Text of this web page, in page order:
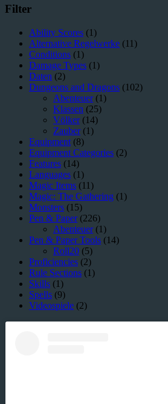
Filter
Ability Scores (1)
Alternative Regelwerke (11)
Conditions (1)
Damage Types (1)
Daten (2)
Dungeons and Dragons (102)
Abenteuer(1)
Klassen (25)
Völker(14)
Zauber(1)
Equipment (8)
Equipment Categories (2)
Features (14)
Languages (1)
Magic Items (11)
Magic: The Gathering (1)
Monsters (15)
Pen & Paper(226)
Abenteuer(1)
Pen & Paper Tools (14)
Roll20 (5)
Proficiencies (2)
Rule Sections (1)
Skills (1)
Spells (9)
Videospiele (2)